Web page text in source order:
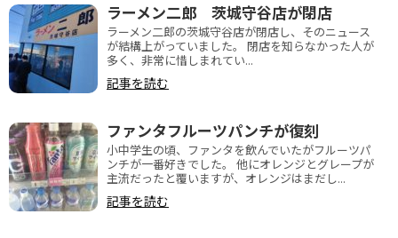
ラーメン二郎 茨城守谷店が閉店
ラーメン二郎の茨城守谷店が閉店し、そのニュース
が結構上がっていました。 閉店を知らなかった人が
多く、非常に惜しまれてい...
記事を読む
ファンタフルーツパンチが復刻
小中学生の頃、ファンタを飲んでいたがフルーツパ
ンチが一番好きでした。 他にオレンジとグレープが
主流だったと覆いますが、オレンジはまだし...
記事を読む